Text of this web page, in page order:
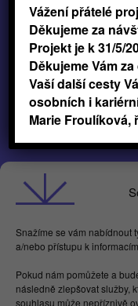
Snažíme se vám nabídnout
a/nebo přístupu k
Pokud nám pomůžete a
následně zlepšovat služby,
souhlasu může nepříznivě
Obchodní podmínky
GDPR
Butterflies For
Vinohrady
Praha 2 120 00
Vážení přátelé
Děkujeme za
Projekt je k 31/5/
Děkujeme Vám
Vaší další cesty
osobních i
Marie Froulíková,